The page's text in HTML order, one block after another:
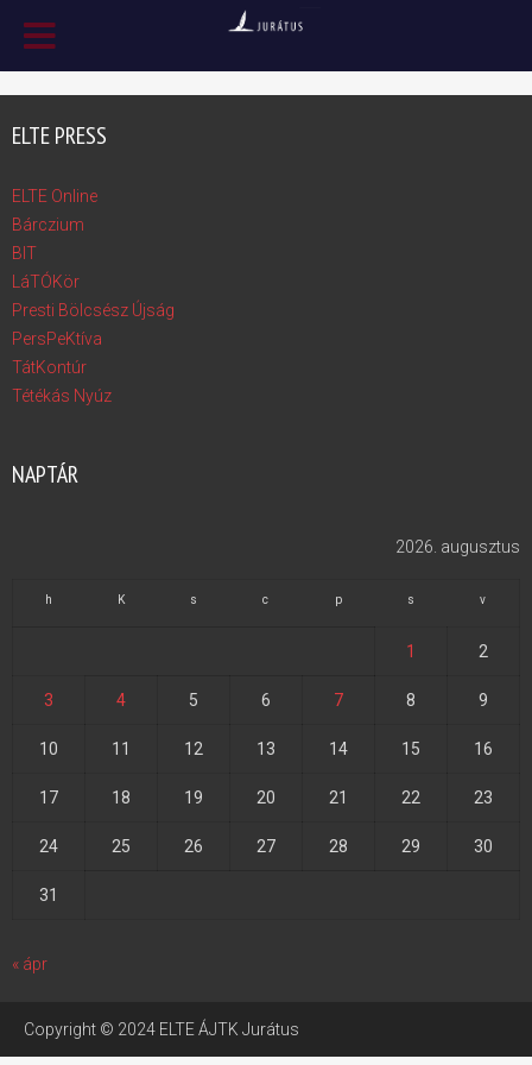
ELTE PRESS
ELTE Online
Bárczium
BIT
LáTÓKör
Presti Bölcsész Újság
PersPeKtíva
TátKontúr
Tétékás Nyúz
NAPTÁR
2026. augusztus
h K s c p s v
1 2
3 4 5 6 7 8 9
10 11 12 13 14 15 16
17 18 19 20 21 22 23
24 25 26 27 28 29 30
31
« ápr
Copyright © 2024 ELTE ÁJTK Jurátus